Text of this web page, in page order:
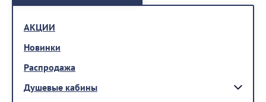
АКЦИИ
Новинки
Распродажа
Душевые кабины